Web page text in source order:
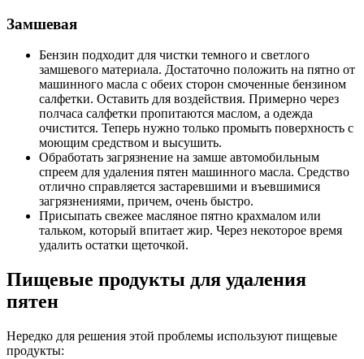
Замшевая
Бензин подходит для чистки темного и светлого
замшевого материала. Достаточно положить на пятно от
машинного масла с обеих сторон смоченные бензином
салфетки. Оставить для воздействия. Примерно через
полчаса салфетки пропитаются маслом, а одежда
очистится. Теперь нужно только промыть поверхность с
моющим средством и высушить.
Обработать загрязнение на замше автомобильным
спреем для удаления пятен машинного масла. Средство
отлично справляется застаревшими и въевшимися
загрязнениями, причем, очень быстро.
Присыпать свежее масляное пятно крахмалом или
тальком, который впитает жир. Через некоторое время
удалить остатки щеточкой.
Пищевые продукты для удаления
пятен
Нередко для решения этой проблемы используют пищевые
продукты: